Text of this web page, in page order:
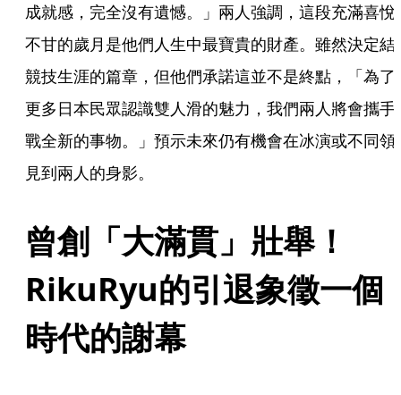
成就感，完全沒有遺憾。」兩人強調，這段充滿喜悅
不甘的歲月是他們人生中最寶貴的財產。雖然決定結
競技生涯的篇章，但他們承諾這並不是終點，「為了
更多日本民眾認識雙人滑的魅力，我們兩人將會攜手
戰全新的事物。」預示未來仍有機會在冰演或不同領
見到兩人的身影。
曾創「大滿貫」壯舉！
RikuRyu的引退象徵一個
時代的謝幕